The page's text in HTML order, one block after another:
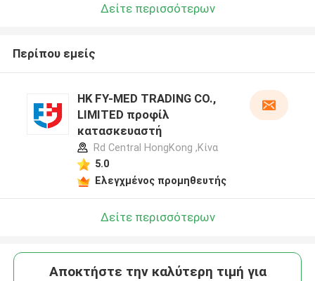
Δείτε περισσότερων
Περίπου εμείς
HK FY-MED TRADING CO.,
LIMITED προφίλ
κατασκευαστή
Rd Central HongKong ,Κίνα
5.0
Ελεγχμένος προμηθευτής
Δείτε περισσότερων
Αποκτήστε την καλύτερη τιμή για